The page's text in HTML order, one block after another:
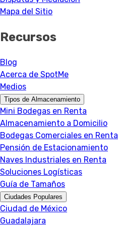
Mapa del Sitio
Recursos
Blog
Acerca de SpotMe
Medios
Tipos de Almacenamiento
Mini Bodegas en Renta
Almacenamiento a Domicilio
Bodegas Comerciales en Renta
Pensión de Estacionamiento
Naves Industriales en Renta
Soluciones Logísticas
Guía de Tamaños
Ciudades Populares
Ciudad de México
Guadalajara